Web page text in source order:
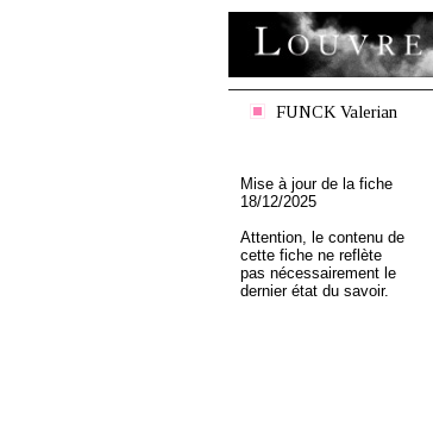
FUNCK Valerian
Mise à jour de la fiche
18/12/2025
Attention, le contenu de
cette fiche ne reflète
pas nécessairement le
dernier état du savoir.